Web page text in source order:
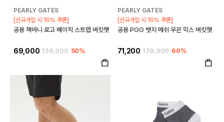
PEARLY GATES
[신규가입 시 10% 쿠폰]
공용 잭바니 로고 베이직 스트랩 버킷햇
69,000 138,000 50%
PEARLY GATES
[신규가입 시 10% 쿠폰]
공용 PGG 뱃지 메쉬 우븐 믹스 버킷햇
71,200 178,000 60%